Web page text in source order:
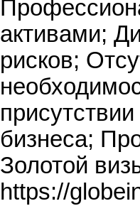
активами;
рисков;
бизнеса;
Золотой
https://